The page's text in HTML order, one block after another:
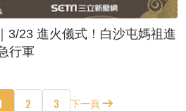
3/23 進火儀式！白沙屯媽祖進
行軍
2 3 下一頁